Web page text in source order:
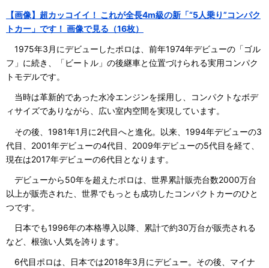
【画像】超カッコイイ！ これが全長4m級の新「“5人乗り”コンパク
トカー」です！ 画像で見る（16枚）
1975年3月にデビューしたポロは、前年1974年デビューの「ゴル
フ」に続き、「ビートル」の後継車と位置づけられる実用コンパク
トモデルです。
当時は革新的であった水冷エンジンを採用し、コンパクトなボデ
ィサイズでありながら、広い室内空間を実現しています。
その後、1981年1月に2代目へと進化。以来、1994年デビューの3
代目、2001年デビューの4代目、2009年デビューの5代目を経て、
現在は2017年デビューの6代目となります。
デビューから50年を超えたポロは、世界累計販売台数2000万台
以上が販売された、世界でもっとも成功したコンパクトカーのひと
つです。
日本でも1996年の本格導入以降、累計で約30万台が販売される
など、根強い人気を誇ります。
6代目ポロは、日本では2018年3月にデビュー。その後、マイナ